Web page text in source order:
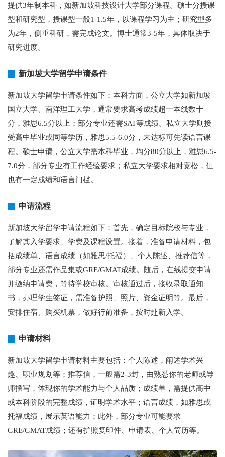
提供3年制本科，如新加坡科技设计大学部分课程。硕士分授课
型和研究型，授课型一般1-1.5年，以课程学习为主；研究型多
为2年，侧重科研，需完成论文。博士通常3-5年，具体取决于
研究进度。
新加坡大学留学申请条件
新加坡大学留学申请条件如下：本科方面，公立大学如新加坡
国立大学、南洋理工大学，通常要求高考成绩超一本线数十
分，雅思6.5分以上；部分专业还需SAT等成绩。私立大学则接
受高中毕业或同等学历，雅思5.5-6.0分，未达标可先读语言课
程。硕士申请，公立大学需本科毕业，均分80分以上，雅思6.5-
7.0分，部分专业有工作经验要求；私立大学要求相对宽松，但
也有一定成绩和语言门槛。
申请流程
新加坡大学留学申请流程如下：首先，确定目标院校与专业，
了解其入学要求、学费及课程设置。接着，准备申请材料，包
括成绩单、语言成绩（如雅思/托福）、个人陈述、推荐信等，
部分专业还需作品集或GRE/GMAT成绩。随后，在线提交申请
并缴纳申请费，等待学校审核。审核通过后，接收录取通知
书，办理学生签证，需准备护照、照片、资金证明等。最后，
安排住宿、购买机票，做好行前准备，按时赴新入学。
申请材料
新加坡大学留学申请材料主要包括：个人陈述，阐述学术兴
趣、职业规划等；推荐信，一般需2-3封，由熟悉你的老师或导
师撰写，体现你的学术能力与个人品质；成绩单，需提供高中
或本科阶段的完整成绩，证明学术水平；语言成绩，如雅思或
托福成绩，展示英语能力；此外，部分专业可能要求
GRE/GMAT成绩；还有护照复印件、申请表、个人简历等。